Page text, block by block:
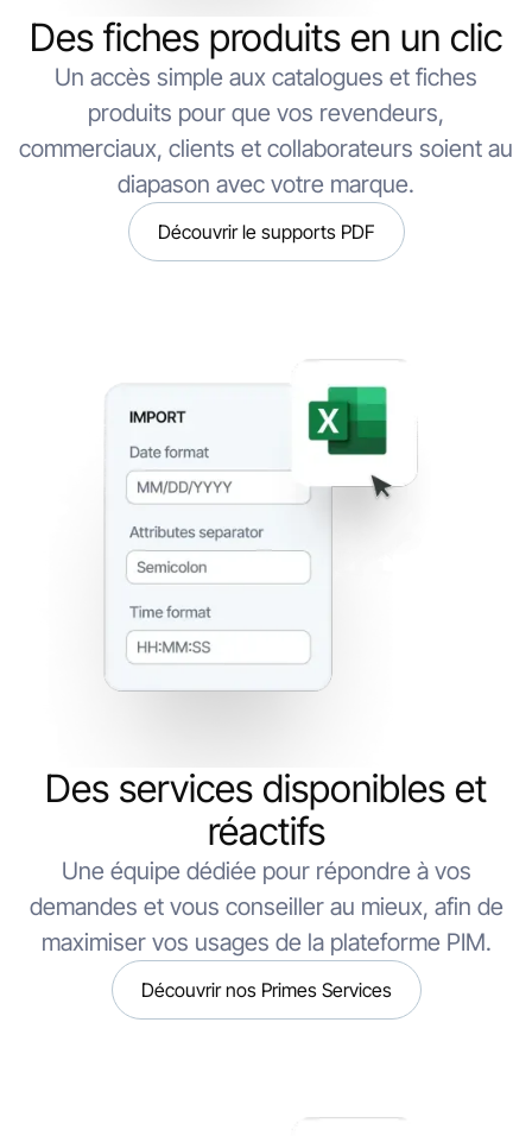
Des fiches produits en un clic
Un accès simple aux catalogues et fiches
produits pour que vos revendeurs,
commerciaux, clients et collaborateurs soient au
diapason avec votre marque.
Découvrir le supports PDF
Des services disponibles et
réactifs
Une équipe dédiée pour répondre à vos
demandes et vous conseiller au mieux, afin de
maximiser vos usages de la plateforme PIM.
Découvrir nos Primes Services